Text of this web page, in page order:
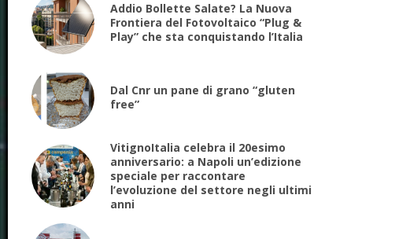
Addio Bollette Salate? La Nuova
Frontiera del Fotovoltaico “Plug &
Play” che sta conquistando l’Italia
Dal Cnr un pane di grano “gluten
free”
VitignoItalia celebra il 20esimo
anniversario: a Napoli un’edizione
speciale per raccontare
l’evoluzione del settore negli ultimi
anni